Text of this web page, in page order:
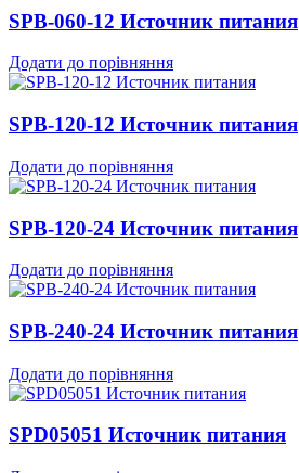
SPB-060-12 Источник питания
Додати до порівняння
SPB-120-12 Источник питания
Додати до порівняння
SPB-120-24 Источник питания
Додати до порівняння
SPB-240-24 Источник питания
Додати до порівняння
SPD05051 Источник питания